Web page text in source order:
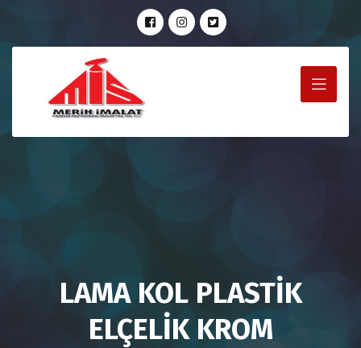
LAMA KOL PLASTİK
ELÇELİK KROM